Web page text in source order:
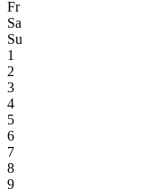
Fr
Sa
Su
1
2
3
4
5
6
7
8
9